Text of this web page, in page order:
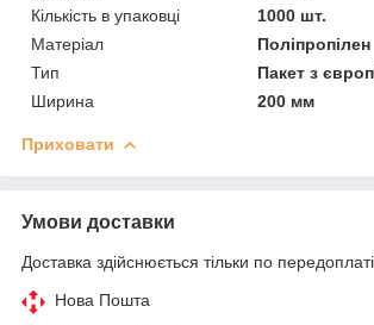
Кількість в упаковці
1000 шт.
Матеріал
Поліпропілен
Тип
Пакет з
Ширина
200 мм
Приховати
Умови доставки
Доставка здійснюється тільки по передоплаті.
Нова Пошта